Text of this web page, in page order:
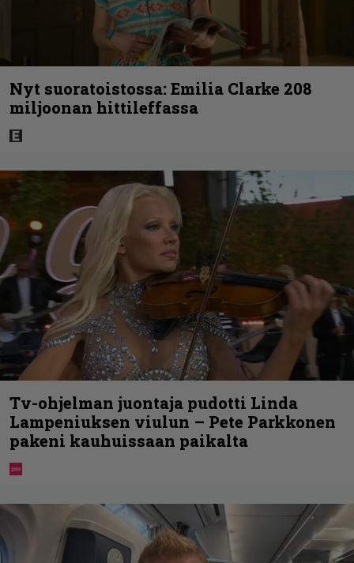
Nyt suoratoistossa: Emilia Clarke 208
miljoonan hittileffassa
Tv-ohjelman juontaja pudotti Linda
Lampeniuksen viulun – Pete Parkkonen
pakeni kauhuissaan paikalta